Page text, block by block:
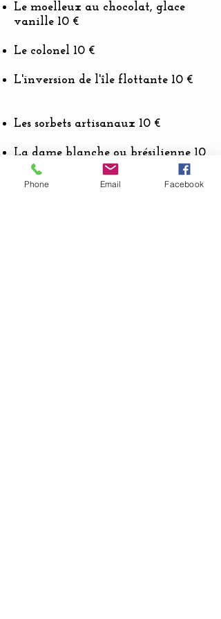
Le moelleux au chocolat, glace
vanille 10 €
Le colonel 10 €
L'inversion de l'île flottante 10 €
Les sorbets artisanaux 10 €
La dame blanche ou brésilienne 10
€
Le craquelin en pain perdu, glace
Phone Email Facebook